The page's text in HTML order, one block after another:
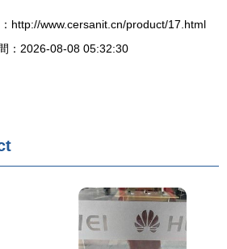
http://www.cersanit.cn/product/17.html
：2026-08-08 05:32:30